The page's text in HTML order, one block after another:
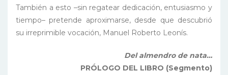
También a esto –sin regatear dedicación, entusiasmo y
tiempo– pretende aproximarse, desde que descubrió
su irreprimible vocación, Manuel Roberto Leonís.
Del almendro de nata…
PRÓLOGO DEL LIBRO (Segmento)